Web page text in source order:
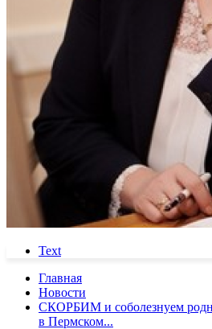
Text
Главная
Новости
СКОРБИМ и соболезнуем
в Пермском...